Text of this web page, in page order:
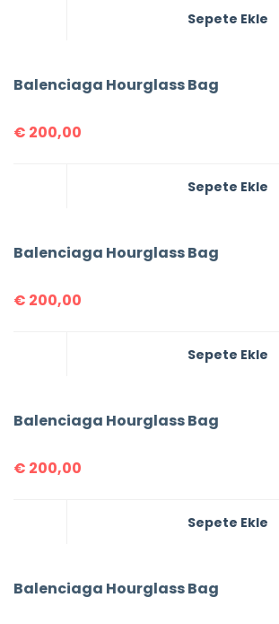
Sepete Ekle
Balenciaga Hourglass Bag
€ 200,00
Sepete Ekle
Balenciaga Hourglass Bag
€ 200,00
Sepete Ekle
Balenciaga Hourglass Bag
€ 200,00
Sepete Ekle
Balenciaga Hourglass Bag